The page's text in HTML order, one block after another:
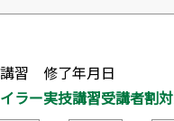
習 修了年月日
ラー実技講習受講者割